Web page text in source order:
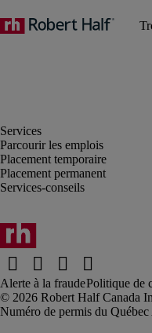
Parcourir les emplois
Placement temporaire
Placement permanent
Services-conseils
Alerte à la fraudePolitique de
Robert Half Canada